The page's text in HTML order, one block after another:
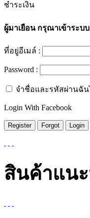
ชำระเงิน
ผู้มาเยือนกรุณาเข้าระบบ
ที่อยู่อีเมล์ :
Password :
จำชื่อและรหัสผ่านฉัน
Login With Facebook
สินค้าแน